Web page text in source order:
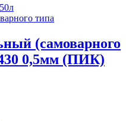
типа
(самоварного
0,5мм (ПИК)